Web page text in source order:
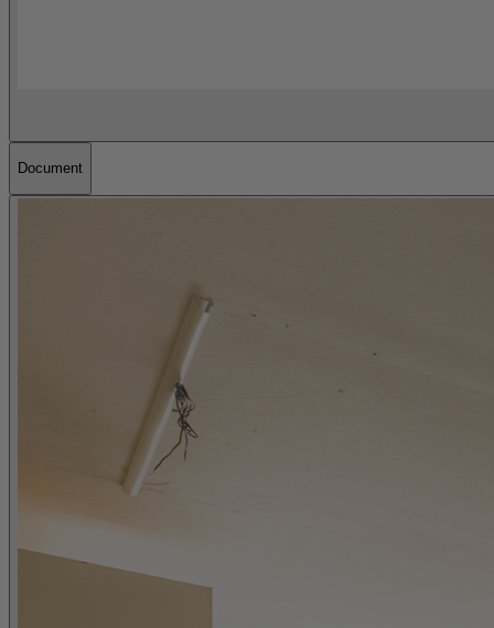
Document